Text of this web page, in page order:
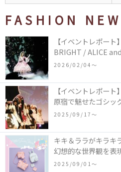
FASHION
【イベントレポー
BRIGHT / ALICE
COLLECTION in
2026/02/04〜
【イベントレポー
原宿で魅せたゴシッ
2025/09/17〜
キキ＆ララがキラキ
幻想的な世界観を表
ツインスターズ』50
2025/09/01〜